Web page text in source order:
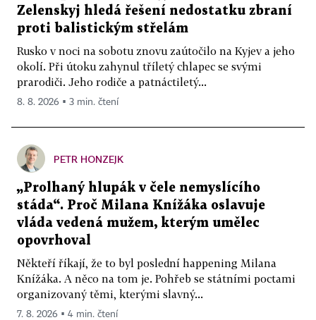
Zelenskyj hledá řešení nedostatku zbraní
proti balistickým střelám
Rusko v noci na sobotu znovu zaútočilo na Kyjev a jeho
okolí. Při útoku zahynul tříletý chlapec se svými
prarodiči. Jeho rodiče a patnáctiletý...
8. 8. 2026 ▪ 3 min. čtení
PETR HONZEJK
„Prolhaný hlupák v čele nemyslícího
stáda“. Proč Milana Knížáka oslavuje
vláda vedená mužem, kterým umělec
opovrhoval
Někteří říkají, že to byl poslední happening Milana
Knížáka. A něco na tom je. Pohřeb se státními poctami
organizovaný těmi, kterými slavný...
7. 8. 2026 ▪ 4 min. čtení